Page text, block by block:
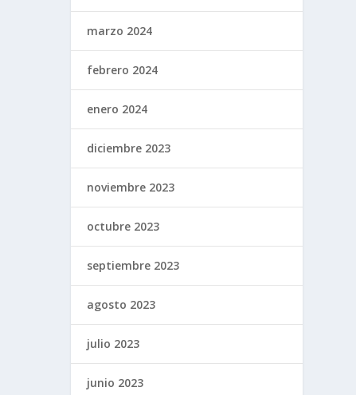
marzo 2024
febrero 2024
enero 2024
diciembre 2023
noviembre 2023
octubre 2023
septiembre 2023
agosto 2023
julio 2023
junio 2023